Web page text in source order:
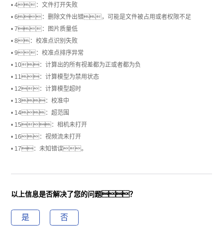
• 4：文件打开失败
• 6：删除文件出错，可能是文件被占用或者权限不足
• 7：图片质量低
• 8：校准点识别失败
• 9：校准点排序异常
• 10：计算出的所有视差都为正或者都为负
• 11：计算模型为禁用状态
• 12：计算模型超时
• 13：校准中
• 14：超范围
• 15：相机未打开
• 16：视频流未打开
• 17：未知错误。
以上信息是否解决了您的问题？
是 否